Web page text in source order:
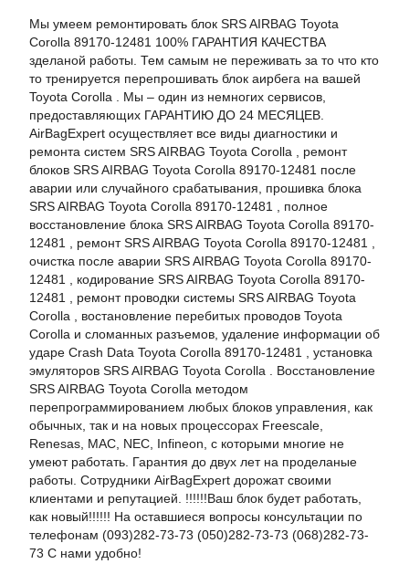
Мы умеем ремонтировать блок SRS AIRBAG Toyota
Corolla 89170-12481 100% ГАРАНТИЯ КАЧЕСТВА
зделаной работы. Тем самым не переживать за то что кто
то тренируется перепрошивать блок аирбега на вашей
Toyota Corolla . Мы – один из немногих сервисов,
предоставляющих ГАРАНТИЮ ДО 24 МЕСЯЦЕВ.
AirBagExpert осуществляет все виды диагностики и
ремонта систем SRS AIRBAG Toyota Corolla , ремонт
блоков SRS AIRBAG Toyota Corolla 89170-12481 после
аварии или случайного срабатывания, прошивка блока
SRS AIRBAG Toyota Corolla 89170-12481 , полное
восстановление блока SRS AIRBAG Toyota Corolla 89170-
12481 , ремонт SRS AIRBAG Toyota Corolla 89170-12481 ,
очистка после аварии SRS AIRBAG Toyota Corolla 89170-
12481 , кодирование SRS AIRBAG Toyota Corolla 89170-
12481 , ремонт проводки системы SRS AIRBAG Toyota
Corolla , востановление перебитых проводов Toyota
Corolla и сломанных разъемов, удаление информации об
ударе Crash Data Toyota Corolla 89170-12481 , установка
эмуляторов SRS AIRBAG Toyota Corolla . Восстановление
SRS AIRBAG Toyota Corolla методом
перепрограммированием любых блоков управления, как
обычных, так и на новых процессорах Freescale,
Renesas, MAC, NEC, Infineon, с которыми многие не
умеют работать. Гарантия до двух лет на проделаные
работы. Сотрудники AirBagExpert дорожат своими
клиентами и репутацией. !!!!!!Ваш блок будет работать,
как новый!!!!!! На оставшиеся вопросы консультации по
телефонам (093)282-73-73 (050)282-73-73 (068)282-73-
73 С нами удобно!